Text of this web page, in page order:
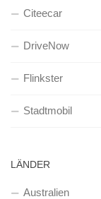
Citeecar
DriveNow
Flinkster
Stadtmobil
LÄNDER
Australien